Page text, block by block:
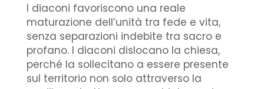
I diaconi favoriscono una reale
maturazione dell’unità tra fede e vita,
senza separazioni indebite tra sacro e
profano. I diaconi dislocano la chiesa,
perché la sollecitano a essere presente
sul territorio non solo attraverso la